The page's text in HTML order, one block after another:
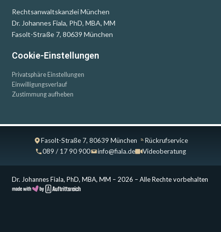
Rechtsanwaltskanzlei München
Dr. Johannes Fiala, PhD, MBA, MM
Fasolt-Straße 7, 80639 München
Cookie-Einstellungen
Privatsphäre Einstellungen
Einwilligungsverlauf
Zustimmung aufheben
Fasolt-Straße 7, 80639 München
Rückrufservice
089 / 17 90 900
info@fiala.de Videoberatung
Dr. Johannes Fiala, PhD, MBA, MM – 2026 – Alle Rechte vorbehalten